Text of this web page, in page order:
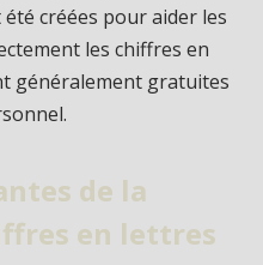
créées pour aider les
les chiffres en
généralement gratuites
de la
en lettres